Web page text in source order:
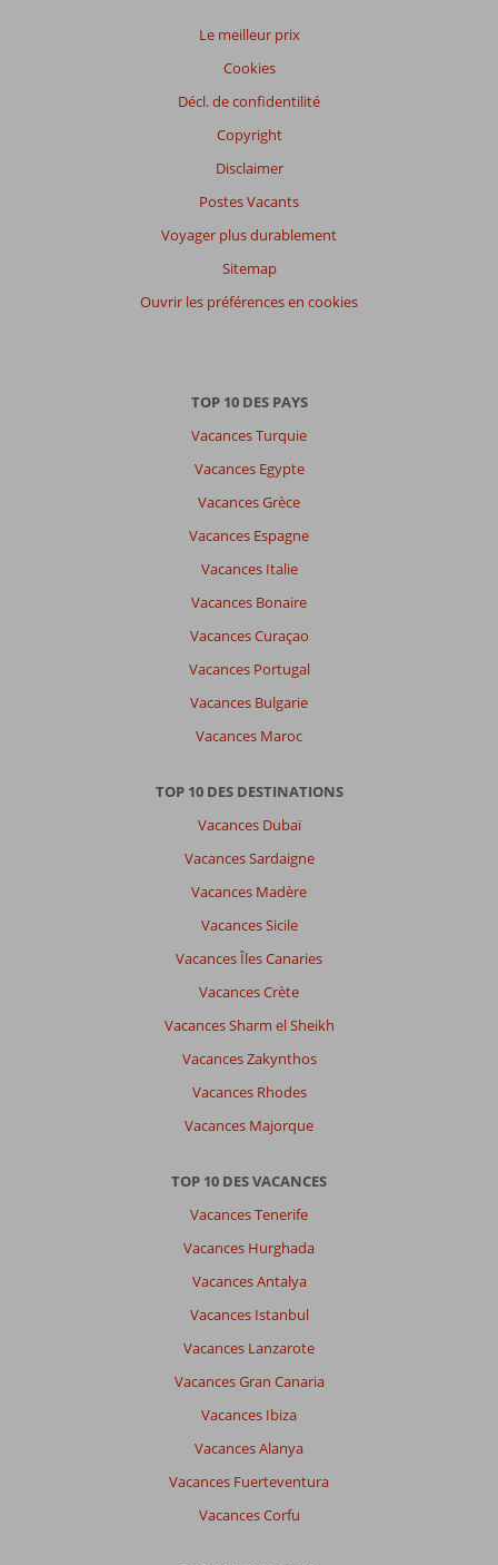
Le meilleur prix
Cookies
Décl. de confidentilité
Copyright
Disclaimer
Postes Vacants
Voyager plus durablement
Sitemap
Ouvrir les préférences en cookies
TOP 10 DES PAYS
Vacances Turquie
Vacances Egypte
Vacances Grèce
Vacances Espagne
Vacances Italie
Vacances Bonaire
Vacances Curaçao
Vacances Portugal
Vacances Bulgarie
Vacances Maroc
TOP 10 DES DESTINATIONS
Vacances Dubaï
Vacances Sardaigne
Vacances Madère
Vacances Sicile
Vacances Îles Canaries
Vacances Crète
Vacances Sharm el Sheikh
Vacances Zakynthos
Vacances Rhodes
Vacances Majorque
TOP 10 DES VACANCES
Vacances Tenerife
Vacances Hurghada
Vacances Antalya
Vacances Istanbul
Vacances Lanzarote
Vacances Gran Canaria
Vacances Ibiza
Vacances Alanya
Vacances Fuerteventura
Vacances Corfu